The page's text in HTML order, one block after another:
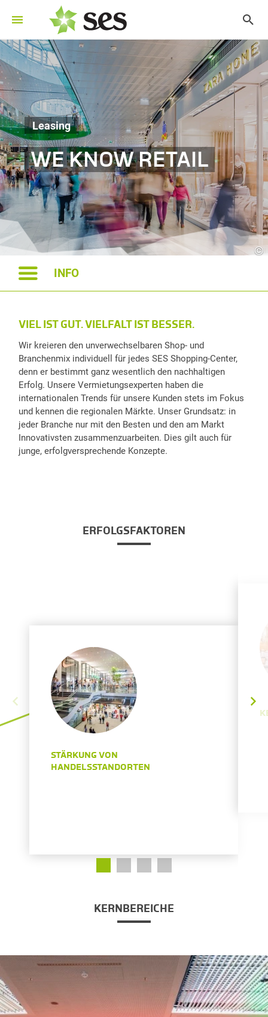
Leasing
WE KNOW RETAIL
©
INFO
VIEL IST GUT. VIELFALT IST BESSER.
Wir kreieren den unverwechselbaren Shop- und
Branchenmix individuell für jedes SES Shopping-Center,
denn er bestimmt ganz wesentlich den nachhaltigen
Erfolg. Unsere Vermietungsexperten haben die
internationalen Trends für unsere Kunden stets im Fokus
und kennen die regionalen Märkte. Unser Grundsatz: in
jeder Branche nur mit den Besten und den am Markt
Innovativsten zusammenzuarbeiten. Dies gilt auch für
junge, erfolgversprechende Konzepte.
ERFOLGSFAKTOREN
STÄRKUNG VON
HANDELSSTANDORTEN
KERNBEREICHE